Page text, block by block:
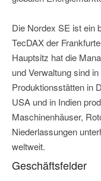
Die Nordex SE ist ein
TecDAX der
Hauptsitz hat die
und Verwaltung sind
Produktionsstätten in
USA und in Indien
Maschinenhäuser,
Niederlassungen
weltweit.
Geschäftsfelder